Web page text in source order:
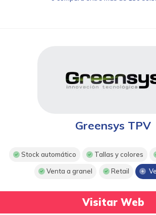
Greensys TPV
Stock automático Tallas y colores
Venta a granel Retail
Visitar Web